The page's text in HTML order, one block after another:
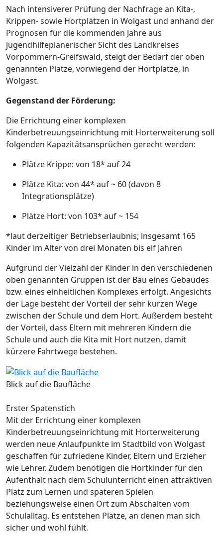
Nach intensiverer Prüfung der Nachfrage an Kita-,
Krippen- sowie Hortplätzen in Wolgast und anhand der
Prognosen für die kommenden Jahre aus
jugendhilfeplanerischer Sicht des Landkreises
Vorpommern-Greifswald, steigt der Bedarf der oben
genannten Plätze, vorwiegend der Hortplätze, in
Wolgast.
Gegenstand der Förderung:
Die Errichtung einer komplexen
Kinderbetreuungseinrichtung mit Horterweiterung soll
folgenden Kapazitätsansprüchen gerecht werden:
Plätze Krippe: von 18* auf 24
Plätze Kita: von 44* auf ~ 60 (davon 8
Integrationsplätze)
Plätze Hort: von 103* auf ~ 154
*laut derzeitiger Betriebserlaubnis; insgesamt 165
Kinder im Alter von drei Monaten bis elf Jahren
Aufgrund der Vielzahl der Kinder in den verschiedenen
oben genannten Gruppen ist der Bau eines Gebäudes
bzw. eines einheitlichen Komplexes erfolgt. Angesichts
der Lage besteht der Vorteil der sehr kurzen Wege
zwischen der Schule und dem Hort. Außerdem besteht
der Vorteil, dass Eltern mit mehreren Kindern die
Schule und auch die Kita mit Hort nutzen, damit
kürzere Fahrtwege bestehen.
Blick auf die Baufläche
Erster Spatenstich
Mit der Errichtung einer komplexen
Kinderbetreuungseinrichtung mit Horterweiterung
werden neue Anlaufpunkte im Stadtbild von Wolgast
geschaffen für zufriedene Kinder, Eltern und Erzieher
wie Lehrer. Zudem benötigen die Hortkinder für den
Aufenthalt nach dem Schulunterricht einen attraktiven
Platz zum Lernen und späteren Spielen
beziehungsweise einen Ort zum Abschalten vom
Schulalltag. Es entstehen Plätze, an denen man sich
sicher und wohl fühlt.